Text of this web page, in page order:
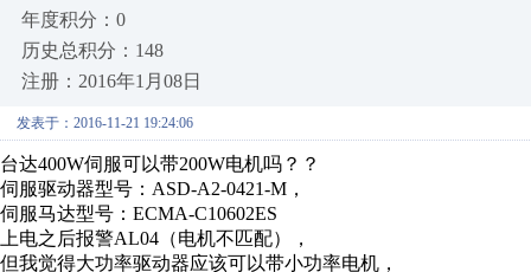
年度积分：0
历史总积分：148
注册：2016年1月08日
发表于：2016-11-21 19:24:06
台达400W伺服可以带200W电机吗？？
伺服驱动器型号：ASD-A2-0421-M，
伺服马达型号：ECMA-C10602ES
上电之后报警AL04（电机不匹配），
但我觉得大功率驱动器应该可以带小功率电机，